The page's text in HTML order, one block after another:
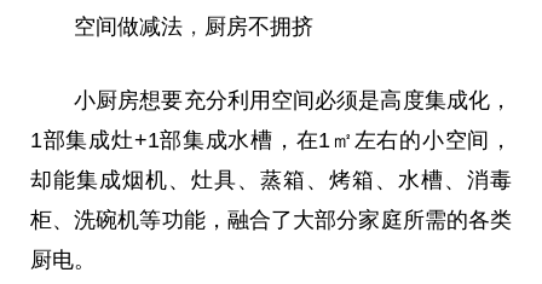
空间做减法 ， 厨房不拥挤
小厨房想要充分利用空间必须是高度集成化，
1部集成灶+1部集成水槽，在1㎡左右的小空间，
却能集成烟机、灶具、蒸箱、烤箱、水槽、消毒
柜、洗碗机等功能，融合了大部分家庭所需的各类
厨电。